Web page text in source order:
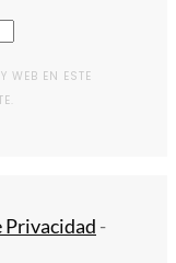
WEB EN ESTE
Privacidad -